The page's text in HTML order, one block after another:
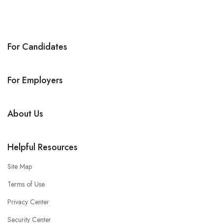
For Candidates
For Employers
About Us
Helpful Resources
Site Map
Terms of Use
Privacy Center
Security Center